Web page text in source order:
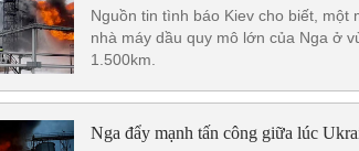
Nguồn tin tình báo Kiev cho biết, một
nhà máy dầu quy mô lớn của Nga ở
1.500km.
Nga đẩy mạnh tấn công giữa lúc